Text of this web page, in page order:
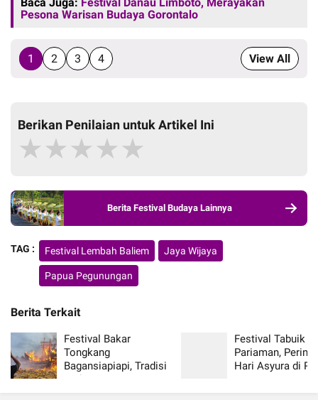
Pesona Warisan Budaya Gorontalo
1 2 3 4 View All
Berikan Penilaian untuk Artikel Ini
★★★★★
Berita Festival Budaya Lainnya
TAG : Festival Lembah Baliem Jaya Wijaya
Papua Pegunungan
Berita Terkait
Festival Bakar
Tongkang
Bagansiapiapi, Tradisi
Unik Komunitas
Festival Tabuik
Pariaman,
Hari Asyura di